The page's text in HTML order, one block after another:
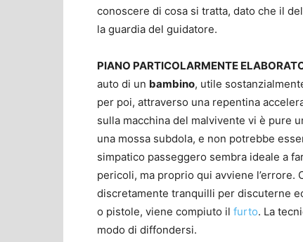
conoscere di cosa si tratta, dato che il
la guardia del guidatore.
PIANO PARTICOLARMENTE
auto di un bambino, utile
per poi, attraverso una repentina
sulla macchina del malvivente vi è pure
una mossa subdola, e non potrebbe
simpatico passeggero sembra ideale a
pericoli, ma proprio qui avviene
discretamente tranquilli per discuterne
o pistole, viene compiuto il furto. La
modo di diffondersi.